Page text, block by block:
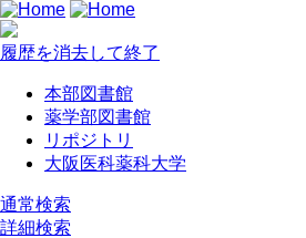
履歴を消去して終了
本部図書館
薬学部図書館
リポジトリ
大阪医科薬科大学
通常検索
詳細検索